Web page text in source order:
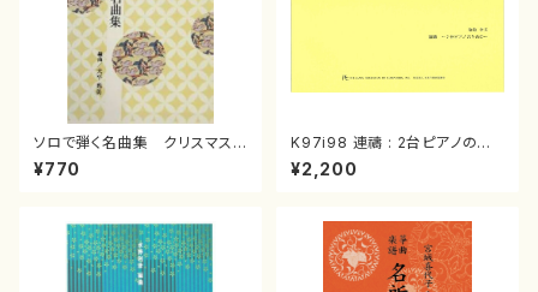
ソロで弾く名曲集 クリスマス・
イブ／恋人がサンタクロース(
箏独奏 /大平光美 編曲/楽
¥770
K97i98 連禱 : 2台ピアノのた
めの（2 Pianos / 菊池 幸夫 /
楽譜）
¥2,200